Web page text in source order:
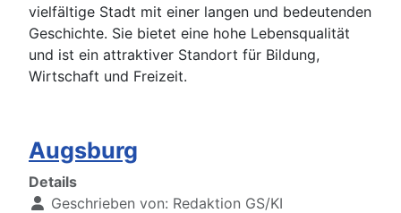
vielfältige Stadt mit einer langen und bedeutenden
Geschichte. Sie bietet eine hohe Lebensqualität
und ist ein attraktiver Standort für Bildung,
Wirtschaft und Freizeit.
Augsburg
Details
Geschrieben von: Redaktion GS/KI